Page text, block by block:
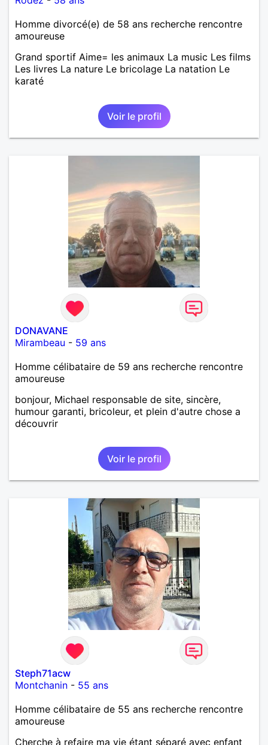
Homme divorcé(e) de 58 ans recherche rencontre
amoureuse
Grand sportif Aime= les animaux La music Les films
Les livres La nature Le bricolage La natation Le
karaté
Voir le profil
DONAVANE
Mirambeau - 59 ans
Homme célibataire de 59 ans recherche rencontre
amoureuse
bonjour, Michael responsable de site, sincère,
humour garanti, bricoleur, et plein d'autre chose a
découvrir
Voir le profil
Steph71acw
Montchanin - 55 ans
Homme célibataire de 55 ans recherche rencontre
amoureuse
Cherche à refaire ma vie étant séparé avec enfant